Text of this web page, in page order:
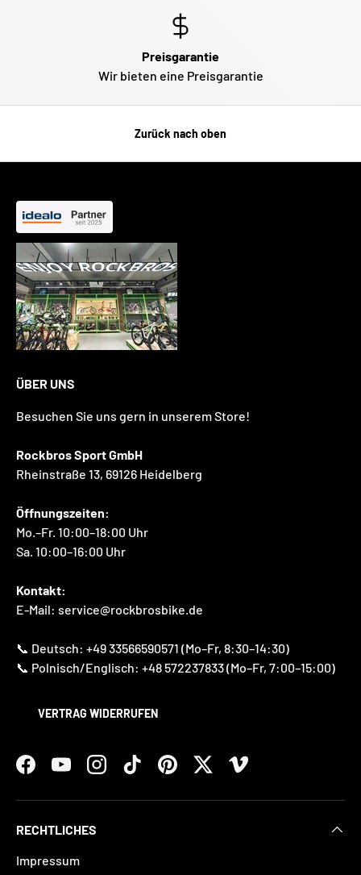
Preisgarantie
Wir bieten eine Preisgarantie
Zurück nach oben
ÜBER UNS
Besuchen Sie uns gern in unserem Store!
Rockbros Sport GmbH
Rheinstraße 13, 69126 Heidelberg
Öffnungszeiten:
Mo.–Fr. 10:00–18:00 Uhr
Sa. 10:00–16:00 Uhr
Kontakt:
E-Mail: service@rockbrosbike.de
📞 Deutsch: +49 33566590571 (Mo–Fr, 8:30–14:30)
📞 Polnisch/Englisch: +48 572237833 (Mo–Fr, 7:00–15:00)
VERTRAG WIDERRUFEN
FacebookYouTubeInstagramTikTokPinterestTwitterVimeo
RECHTLICHES
Impressum